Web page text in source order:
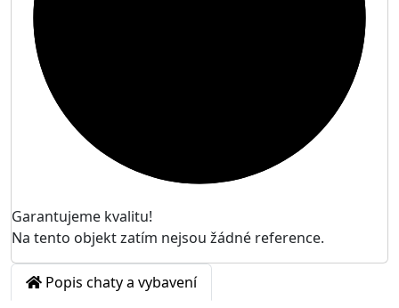
Garantujeme kvalitu!
Na tento objekt zatím nejsou žádné reference.
Popis chaty a vybavení